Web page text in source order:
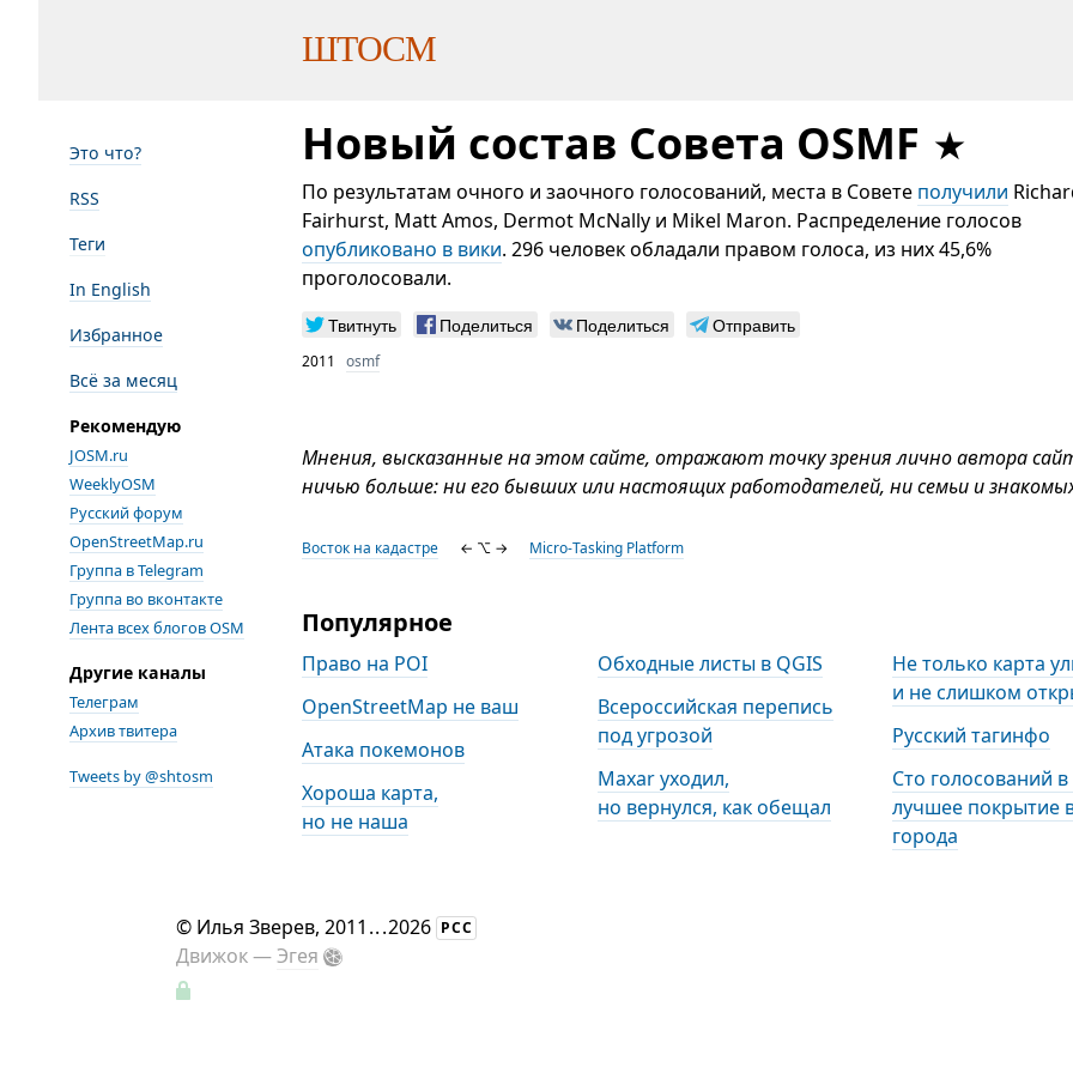
ШТОСМ
Это что?
RSS
Теги
In English
Избранное
Всё за месяц
Рекомендую
JOSM.ru
WeeklyOSM
Русский форум
OpenStreetMap.ru
Группа в Telegram
Группа во вконтакте
Лента всех блогов OSM
Другие каналы
Телеграм
Архив твитера
Tweets by @shtosm
Новый состав Совета OSMF
По результатам очного и заочного голосований, места в Совете получили
Fairhurst, Matt Amos, Dermot McNally и Mikel Maron. Распределение голосов
опубликовано в вики. 296 человек обладали правом голоса, из них 45,6%
проголосовали.
Твитнуть Поделиться Поделиться Отправить
2011 osmf
Мнения, высказанные на этом сайте, отражают точку зрения лично автора
ничью больше: ни его бывших или настоящих работодателей, ни семьи и
Восток на кадастре ← ⌥ → Micro-Tasking Platform
Популярное
Право на POI
OpenStreetMap не ваш
Атака покемонов
Хороша карта,
но не наша
Обходные листы в QGIS
Всероссийская перепись
под угрозой
Maxar уходил,
но вернулся, как обещал
Не только карта
и не слишком
Русский тагинфо
Сто голосований
лучшее покрытие
города
© Илья Зверев, 2011 ...2026 РСС
Движок —Эгея